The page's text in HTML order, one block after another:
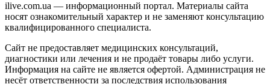
ilive.com.ua — информационный портал. Материалы сайта
носят ознакомительный характер и не заменяют консультацию
квалифицированного специалиста.
Сайт не предоставляет медицинских консультаций,
диагностики или лечения и не продаёт товары либо услуги.
Информация на сайте не является офертой. Администрация не
несёт ответственности за последствия использования